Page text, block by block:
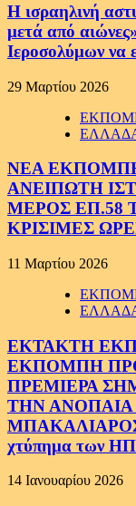
Η ισραηλινή
μετά από
Ιεροσολύμων να
29 Μαρτίου 2026
ΝΕΑ
ΑΝΕΙΠΩΤΗ
ΜΕΡΟΣ ΕΠ.58
ΚΡΙΣΙΜΕΣ
11 Μαρτίου 2026
ΕΚΤΑΚΤΗ
ΕΚΠΟΜΠΗ
ΠΡΕΜΙΕΡΑ
ΤΗΝ ΑΝΟΠΑΙΑ
ΜΠΑΚΑΛΙΑΡΟΣ
χτύπημα των
14 Ιανουαρίου 2026